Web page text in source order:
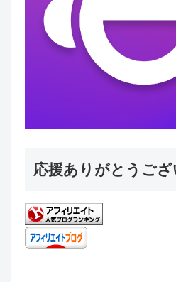
応援ありがとうござ